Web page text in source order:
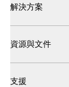
解決方案
資源與文件
支援